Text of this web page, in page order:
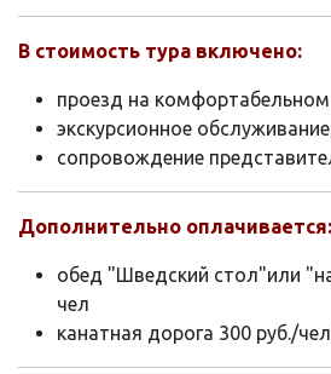
В стоимость тура включено:
проезд на комфортабельном
экскурсионное
сопровождение
Дополнительно оплачивается:
обед "Шведский стол"или
чел
канатная дорога 300 руб./